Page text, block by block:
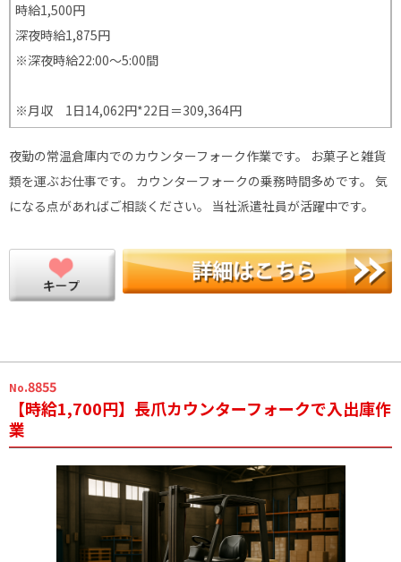
時給1,500円
深夜時給1,875円
※深夜時給22:00〜5:00間
※月収 1日14,062円*22日＝309,364円
夜勤の常温倉庫内でのカウンターフォーク作業です。 お菓子と雑貨
類を運ぶお仕事です。 カウンターフォークの乗務時間多めです。 気
になる点があればご相談ください。 当社派遣社員が活躍中です。
No.8855
【時給1,700円】長爪カウンターフォークで入出庫作
業